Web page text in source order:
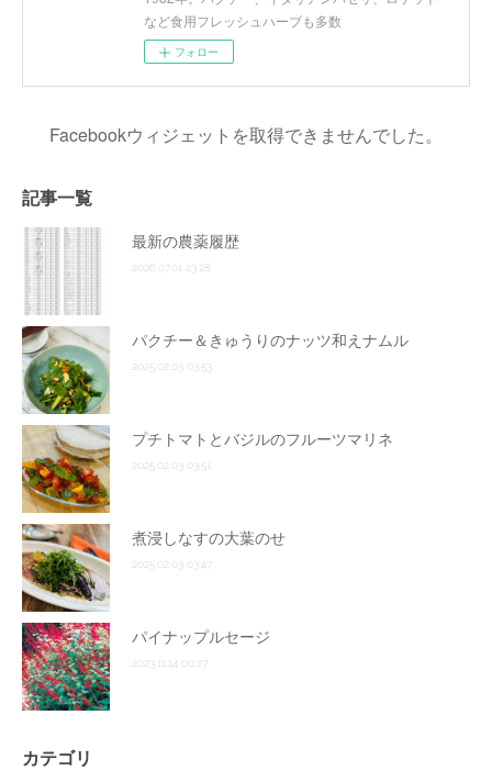
など食用フレッシュハーブも多数
フォロー
Facebookウィジェットを取得できませんでした。
記事一覧
最新の農薬履歴
2026.07.01 23:28
パクチー＆きゅうりのナッツ和えナムル
2025.02.03 03:53
プチトマトとバジルのフルーツマリネ
2025.02.03 03:51
煮浸しなすの大葉のせ
2025.02.03 03:47
パイナップルセージ
2023.11.14 00:27
カテゴリ